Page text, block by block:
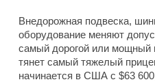
Внедорожная подвеска,
оборудование меняют
самый дорогой или мощный
тянет самый тяжелый
начинается в США с $63